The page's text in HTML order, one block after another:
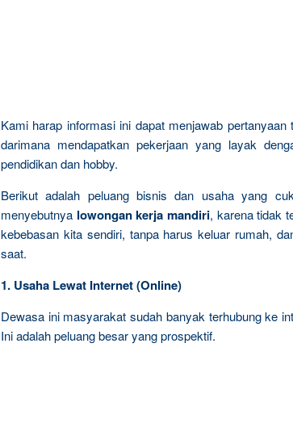
Kami harap informasi ini dapat menjawab
darimana mendapatkan pekerjaan yang layak
pendidikan dan hobby.
Berikut adalah peluang bisnis dan usaha yang
menyebutnya lowongan kerja mandiri, karena tidak
kebebasan kita sendiri, tanpa harus keluar rumah,
saat.
1. Usaha Lewat Internet (Online)
Dewasa ini masyarakat sudah banyak terhubung ke
Ini adalah peluang besar yang prospektif.